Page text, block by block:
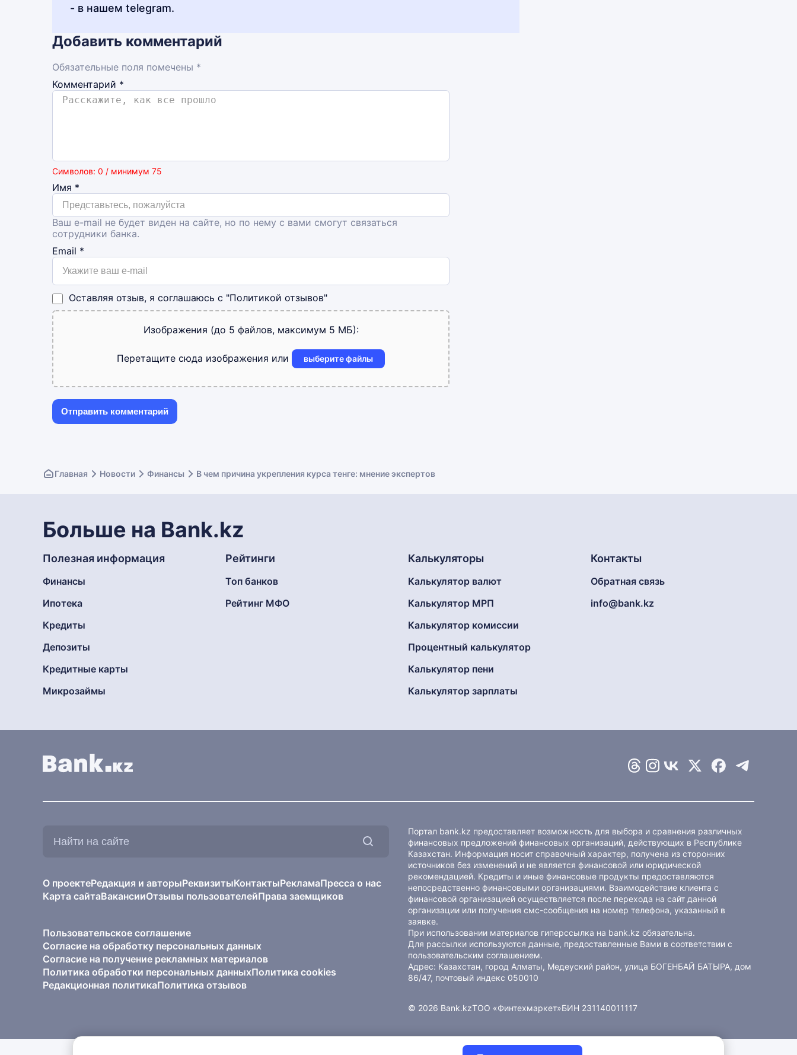
- в нашем telegram.
Добавить комментарий
Обязательные поля помечены *
Комментарий *
Символов: 0 / минимум 75
Имя *
Ваш e-mail не будет виден на сайте, но по нему с вами смогут связаться
сотрудники банка.
Email *
Оставляя отзыв, я соглашаюсь с "Политикой отзывов"
Изображения (до 5 файлов, максимум 5 МБ):
Перетащите сюда изображения или выберите файлы
Главная Новости Финансы В чем причина укрепления курса тенге: мнение экспертов
Больше на Bank.kz
Полезная информация
Финансы
Ипотека
Кредиты
Депозиты
Кредитные карты
Микрозаймы
Рейтинги
Топ банков
Рейтинг МФО
Калькуляторы
Калькулятор валют
Калькулятор МРП
Калькулятор комиссии
Процентный калькулятор
Калькулятор пени
Калькулятор зарплаты
Контакты
Обратная связь
info@bank.kz
О проектеРедакция и авторыРеквизитыКонтактыРекламаПресса о нас
Карта сайтаВакансииОтзывы пользователейПрава заемщиков
Пользовательское соглашение
Согласие на обработку персональных данных
Согласие на получение рекламных материалов
Политика обработки персональных данныхПолитика cookies
Редакционная политикаПолитика отзывов
Портал bank.kz предоставляет возможность для выбора и сравнения различных
финансовых предложений финансовых организаций, действующих в Республике
Казахстан. Информация носит справочный характер, получена из сторонних
источников без изменений и не является финансовой или юридической
рекомендацией. Кредиты и иные финансовые продукты предоставляются
непосредственно финансовыми организациями. Взаимодействие клиента с
финансовой организацией осуществляется после перехода на сайт данной
организации или получения смс-сообщения на номер телефона, указанный в
заявке.
При использовании материалов гиперссылка на bank.kz обязательна.
Для рассылки используются данные, предоставленные Вами в соответствии с
пользовательским соглашением.
Адрес: Казахстан, город Алматы, Медеуский район, улица БОГЕНБАЙ БАТЫРА, дом
86/47, почтовый индекс 050010
© 2026 Bank.kzТОО «Финтехмаркет»БИН 231140011117